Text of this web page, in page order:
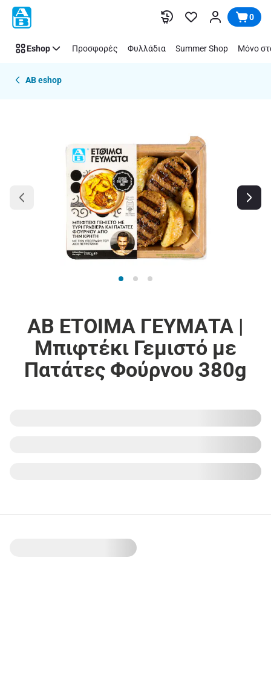
Παράλειψη 0
Eshop Προσφορές Φυλλάδια Summer Shop Μόνο
AB eshop
ΑΒ ΕΤΟΙΜΑ ΓΕΥΜΑΤΑ |
Μπιφτέκι Γεμιστό με
Πατάτες Φούρνου 380g